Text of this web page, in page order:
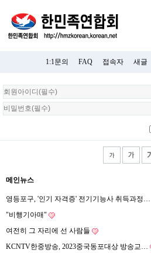
1:1문의 FAQ 접속자 새글
회
원
로
메인뉴스
영등포구, '인기 자격증' 전기기능사 취득과정…
"비행기아매"
여전히 그 자리에 선 사람들
KCNTV한중방송, 2023중국동포대상 방송교…